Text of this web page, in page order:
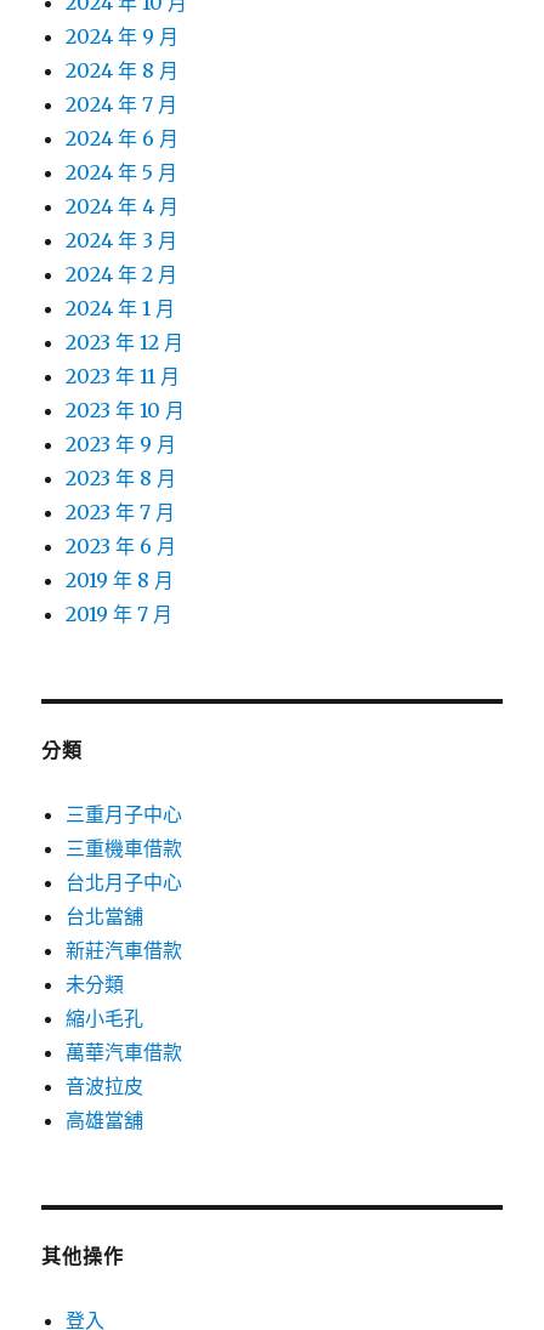
2024 年 9 月
2024 年 8 月
2024 年 7 月
2024 年 6 月
2024 年 5 月
2024 年 4 月
2024 年 3 月
2024 年 2 月
2024 年 1 月
2023 年 12 月
2023 年 11 月
2023 年 10 月
2023 年 9 月
2023 年 8 月
2023 年 7 月
2023 年 6 月
2019 年 8 月
2019 年 7 月
分類
三重月子中心
三重機車借款
台北月子中心
台北當舖
新莊汽車借款
未分類
縮小毛孔
萬華汽車借款
音波拉皮
高雄當舖
其他操作
登入